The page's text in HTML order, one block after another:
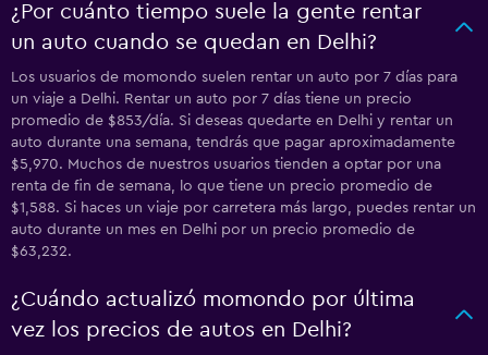
¿Por cuánto tiempo suele la gente rentar
un auto cuando se quedan en Delhi?
Los usuarios de momondo suelen rentar un auto por 7 días para
un viaje a Delhi. Rentar un auto por 7 días tiene un precio
promedio de $853/día. Si deseas quedarte en Delhi y rentar un
auto durante una semana, tendrás que pagar aproximadamente
$5,970. Muchos de nuestros usuarios tienden a optar por una
renta de fin de semana, lo que tiene un precio promedio de
$1,588. Si haces un viaje por carretera más largo, puedes rentar un
auto durante un mes en Delhi por un precio promedio de
$63,232.
¿Cuándo actualizó momondo por última
vez los precios de autos en Delhi?